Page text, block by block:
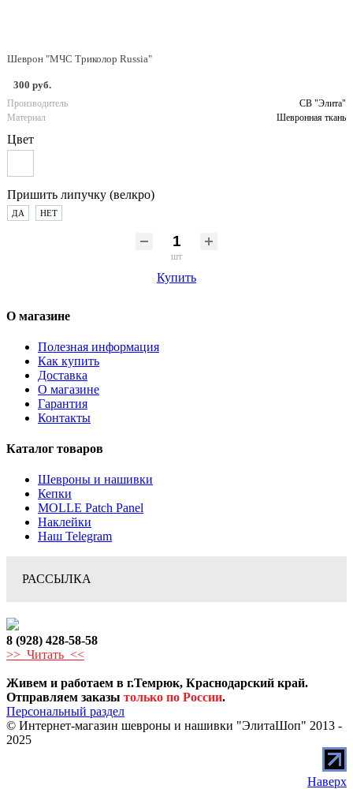
Шеврон "МЧС Триколор Russia"
300 руб.
Производитель
СВ "Элита"
Материал
Шевронная ткань
Цвет
Пришить липучку (велкро)
ДА НЕТ
шт
Купить
О магазине
Полезная информация
Как купить
Доставка
О магазине
Гарантия
Контакты
Каталог товаров
Шевроны и нашивки
Кепки
MOLLE Patch Panel
Наклейки
Наш Telegram
РАССЫЛКА
8 (928) 428-58-58
>> Читать <<
Живем и работаем в г.Темрюк, Краснодарский край.
Отправляем заказы только по России.
Персональный раздел
© Интернет-магазин шевроны и нашивки "ЭлитаШоп" 2013 -
2025
Наверх